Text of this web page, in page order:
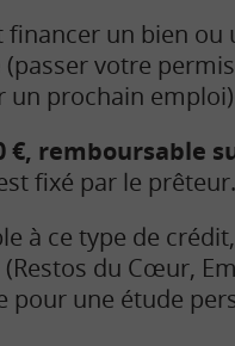
un bien ou
(passer votre
prochain
€, remboursable
fixé par le prêteur.
à ce type de
(Restos du Cœur,
pour une étude